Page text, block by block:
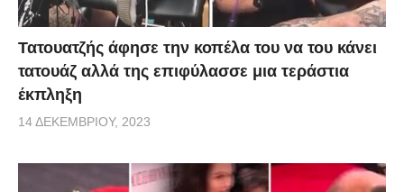
Τατουατζής άφησε την κοπέλα του να του κάνει
τατουάζ αλλά της επιφύλασσε μια τεράστια
έκπληξη
14 ΔΕΚΕΜΒΡΊΟΥ, 2023